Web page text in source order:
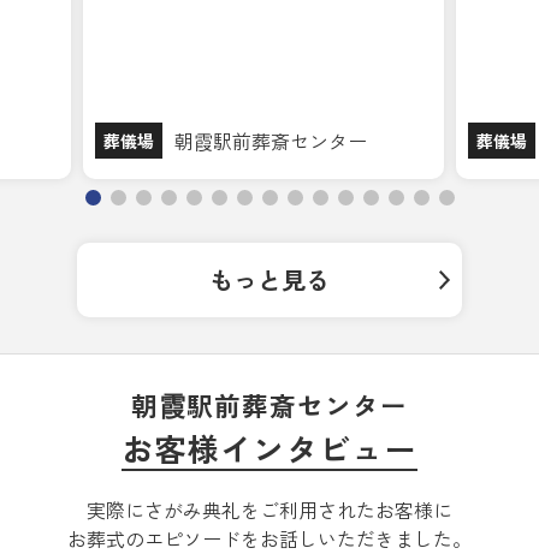
葬儀場 朝霞駅前葬斎センター 葬儀場
もっと見る
朝霞駅前葬斎センター
お客様インタビュー
実際にさがみ典礼をご利用されたお客様に
お葬式のエピソードをお話しいただきました。